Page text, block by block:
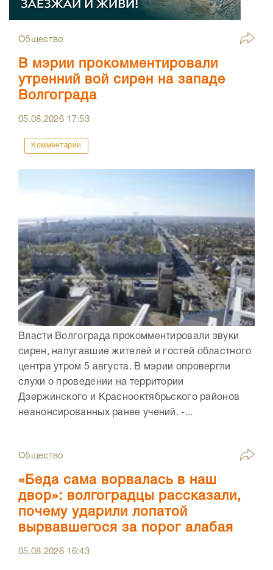
Общество
В мэрии прокомментировали
утренний вой сирен на западе
Волгограда
05.08.2026 17:53
Комментарии
Власти Волгограда прокомментировали звуки
сирен, напугавшие жителей и гостей областного
центра утром 5 августа. В мэрии опровергли
слухи о проведении на территории
Дзержинского и Краснооктябрьского районов
неанонсированных ранее учений. -...
Общество
«Беда сама ворвалась в наш
двор»: волгоградцы рассказали,
почему ударили лопатой
вырвавшегося за порог алабая
05.08.2026 16:43